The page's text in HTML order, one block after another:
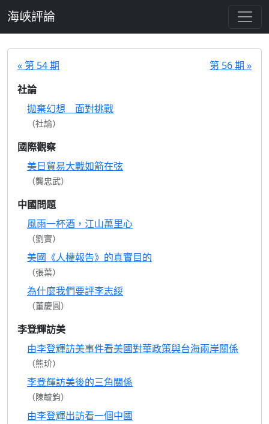
海峽評論
« 第 54 期
第 56 期 »
社論
拋棄幻想 面對挑戰
（社論）
國際觀察
美日貿易大戰如箭在弦
（龔忠武）
中國問題
風雨一杯酒，江山萬里心
（劉實）
美國《人權報告》的真實目的
（張葉）
為什麼我們要評李志綏
（董慶圓）
李登輝訪美
由李登輝訪美事件看美國對華政策與台海兩岸關係
（熊玠）
李登輝訪美後的三角關係
（陳毓鈞）
由李登輝出訪看一個中國